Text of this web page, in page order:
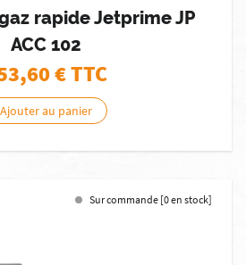
rapide Jetprime JP
ACC 102
€ TTC
Ajouter au panier
Sur commande [0 en stock]